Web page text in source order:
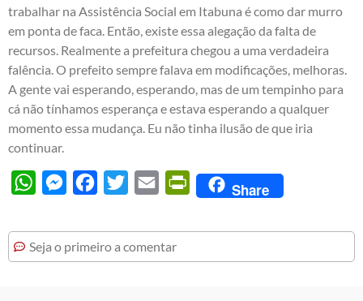
trabalhar na Assistência Social em Itabuna é como dar murro
em ponta de faca. Então, existe essa alegação da falta de
recursos. Realmente a prefeitura chegou a uma verdadeira
falência. O prefeito sempre falava em modificações, melhoras.
A gente vai esperando, esperando, mas de um tempinho para
cá não tínhamos esperança e estava esperando a qualquer
momento essa mudança. Eu não tinha ilusão de que iria
continuar.
WhatsAppMessengerFacebook
Twitter Email PrintFriendly
Share
Seja o primeiro a comentar